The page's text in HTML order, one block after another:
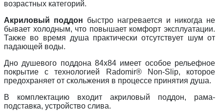
возрастных категорий.
Акриловый поддон быстро нагревается и никогда не
бывает холодным, что повышает комфорт эксплуатации.
Также во время душа практически отсутствует шум от
падающей воды.
Дно душевого поддона 84х84 имеет особое рельефное
покрытие с технологией Radomir® Non-Slip, которое
предохраняет от скольжения в процессе принятия душа.
В комплектацию входит акриловый поддон, рама-
подставка, устройство слива.